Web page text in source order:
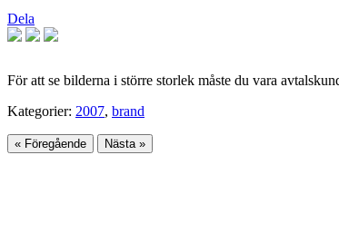
Dela
För att se bilderna i större storlek måste du vara
Kategorier: 2007, brand
« Föregående Nästa »